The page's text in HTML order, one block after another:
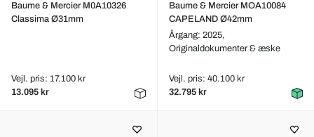
Baume & Mercier M0A10326
Classima Ø31mm
Vejl. pris: 17.100 kr
13.095 kr
Baume & Mercier MOA10084
CAPELAND Ø42mm
Årgang: 2025,
Originaldokumenter & æske
Vejl. pris: 40.100 kr
32.795 kr